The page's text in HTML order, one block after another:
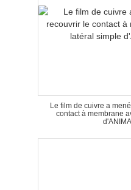
Le film de cuivre a
contact à membrane